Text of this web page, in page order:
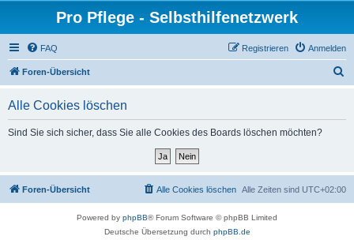
Pro Pflege - Selbsthilfenetzwerk
FAQ Anmelden
Registrieren
Foren-Übersicht
Alle Cookies löschen
Sind Sie sich sicher, dass Sie alle Cookies des Boards löschen möchten?
Foren-Übersicht Alle Zeiten sind UTC+02:00
Alle Cookies löschen
Powered by phpBB® Forum Software © phpBB Limited
Deutsche Übersetzung durch phpBB.de